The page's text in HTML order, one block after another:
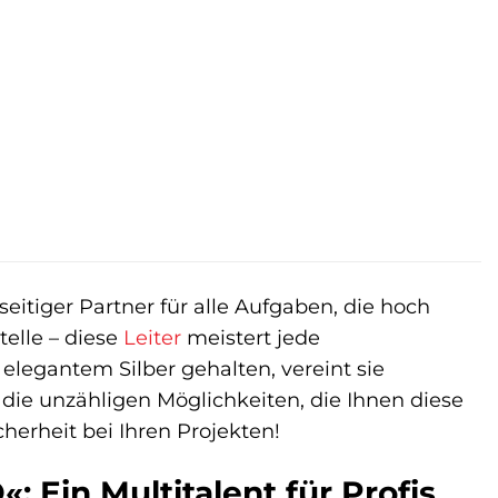
Partner für alle Aufgaben, die hoch
– diese Leiter meistert jede
Silber gehalten, vereint sie
unzähligen Möglichkeiten, die Ihnen diese
bei Ihren Projekten!